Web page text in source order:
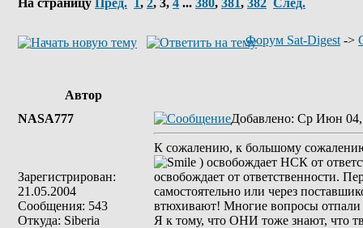
На страницу Пред. 1, 2, 3, 4 ... 380, 381, 382 След.
Форум Sat-Digest ->
Автор
NASA777
Зарегистрирован:
21.05.2004
Сообщения: 543
Откуда: Siberia
Добавлено: Ср Июн 04,
К сожалению, к большому
) освобождает НСК от
освобождает от ответственности.
самостоятельно или через
втюхивают! Многие вопросы отпали
Я к тому, что ОНИ тоже знают, что